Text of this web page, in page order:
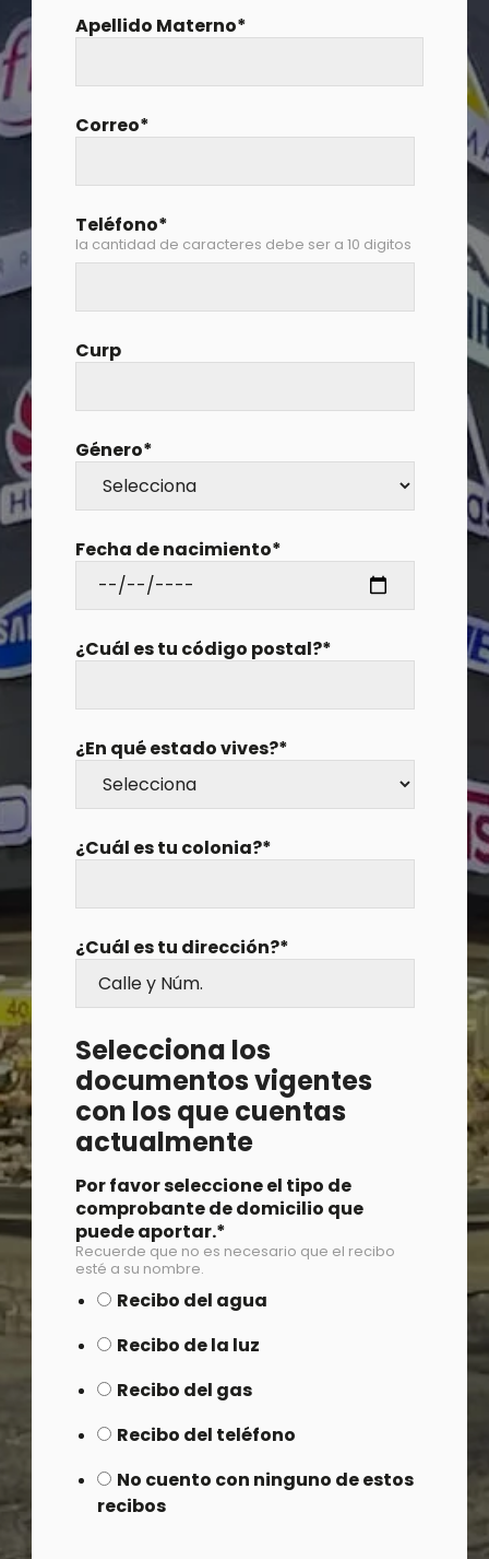
Apellido Materno*
Correo*
Teléfono*
la cantidad de caracteres debe ser a 10 digitos
Curp
Género*
Fecha de nacimiento*
¿Cuál es tu código postal?*
¿En qué estado vives?*
¿Cuál es tu colonia?*
¿Cuál es tu dirección?*
Selecciona los
documentos vigentes
con los que cuentas
actualmente
Por favor seleccione el tipo de
comprobante de domicilio que
puede aportar.*
Recuerde que no es necesario que el recibo
esté a su nombre.
Recibo del agua
Recibo de la luz
Recibo del gas
Recibo del teléfono
No cuento con ninguno de estos
recibos